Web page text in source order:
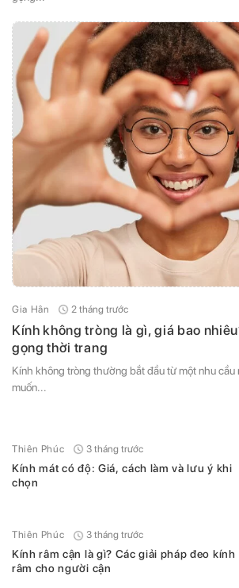
Gia Hân 2 tháng trước
Kính không tròng là gì, giá bao
gọng thời trang
Kính không tròng thường bắt đầu từ một nhu cầu
muốn...
Thiên Phúc 3 tháng trước
Kính mát có độ: Giá, cách làm và lưu ý khi
chọn
Thiên Phúc 3 tháng trước
Kính râm cận là gì? Các giải pháp đeo kính
râm cho người cận